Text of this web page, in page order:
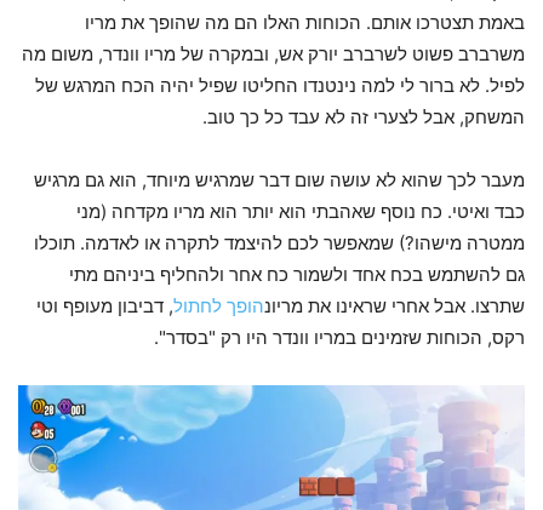
באמת תצטרכו אותם. הכוחות האלו הם מה שהופך את מריו
משרברב פשוט לשרברב יורק אש, ובמקרה של מריו וונדר, משום מה
לפיל. לא ברור לי למה נינטנדו החליטו שפיל יהיה הכח המרגש של
המשחק, אבל לצערי זה לא עבד כל כך טוב.
מעבר לכך שהוא לא עושה שום דבר שמרגיש מיוחד, הוא גם מרגיש
כבד ואיטי. כח נוסף שאהבתי הוא יותר הוא מריו מקדחה (מני
ממטרה מישהו?) שמאפשר לכם להיצמד לתקרה או לאדמה. תוכלו
גם להשתמש בכח אחד ולשמור כח אחר ולהחליף ביניהם מתי
שתרצו. אבל אחרי שראינו את מריונהופך לחתול, דביבון מעופף וטי
רקס, הכוחות שזמינים במריו וונדר היו רק "בסדר".